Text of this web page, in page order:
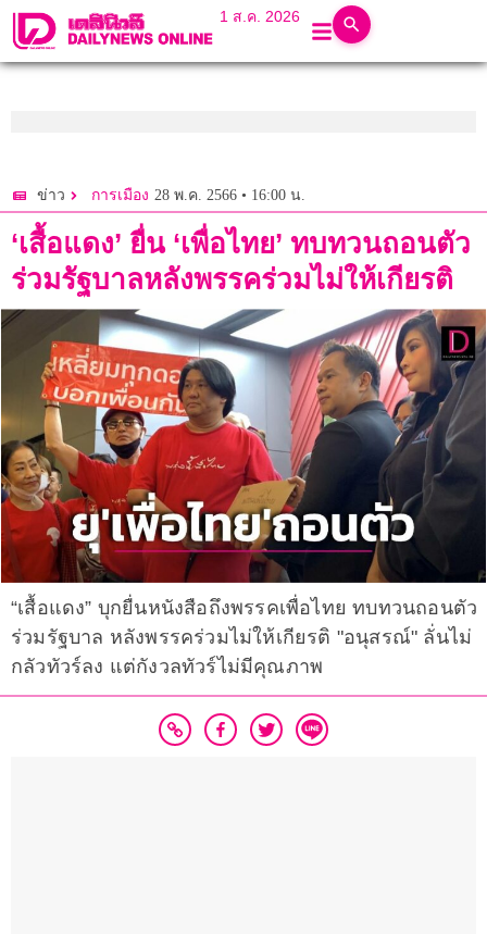
1 ส.ค. 2026
ข่าว การเมือง 28 พ.ค. 2566 • 16:00 น.
‘เสื้อแดง’ ยื่น ‘เพื่อไทย’ ทบทวนถอนตัว
ร่วมรัฐบาลหลังพรรคร่วมไม่ให้เกียรติ
“เสื้อแดง” บุกยื่นหนังสือถึงพรรคเพื่อไทย ทบทวนถอนตัว
ร่วมรัฐบาล หลังพรรคร่วมไม่ให้เกียรติ "อนุสรณ์" ลั่นไม่
กลัวทัวร์ลง แต่กังวลทัวร์ไม่มีคุณภาพ